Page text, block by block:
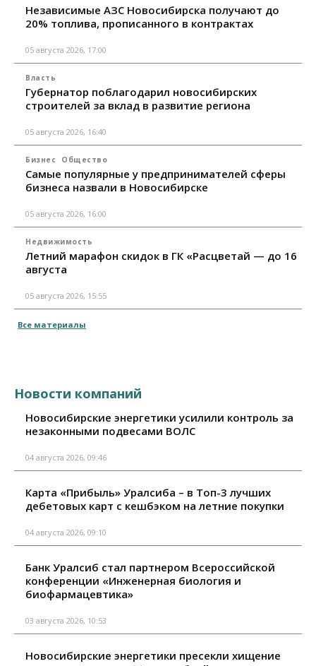
Независимые АЗС Новосибирска получают до
20% топлива, прописанного в контрактах
05 августа 2026, 17:00
Власть
Губернатор поблагодарил новосибирских
строителей за вклад в развитие региона
05 августа 2026, 16:40
Бизнес Общество
Самые популярные у предпринимателей сферы
бизнеса назвали в Новосибирске
05 августа 2026, 16:00
Недвижимость
Летний марафон скидок в ГК «Расцветай — до 16
августа
05 августа 2026, 15:55
Все материалы
Новости компаний
Новосибирские энергетики усилили контроль за
незаконными подвесами ВОЛС
04 августа 2026, 09:46
Карта «Прибыль» Уралсиба – в Топ-3 лучших
дебетовых карт с кешбэком на летние покупки
04 августа 2026, 09:10
Банк Уралсиб стал партнером Всероссийской
конференции «Инженерная биология и
биофармацевтика»
03 августа 2026, 10:53
Новосибирские энергетики пресекли хищение